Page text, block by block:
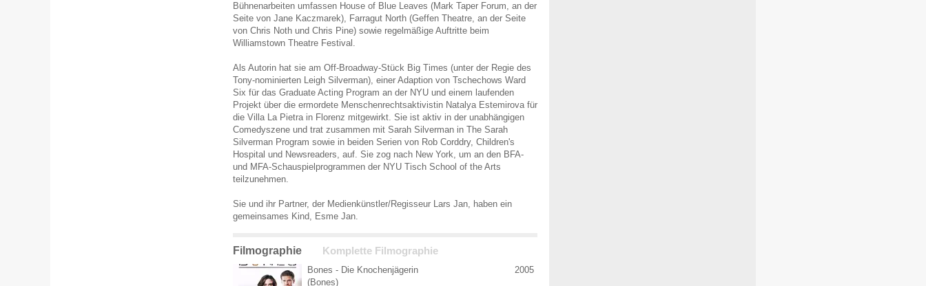
Bühnenarbeiten umfassen House of Blue Leaves (Mark Taper Forum, an der
Seite von Jane Kaczmarek), Farragut North (Geffen Theatre, an der Seite
von Chris Noth und Chris Pine) sowie regelmäßige Auftritte beim
Williamstown Theatre Festival.
Als Autorin hat sie am Off-Broadway-Stück Big Times (unter der Regie des
Tony-nominierten Leigh Silverman), einer Adaption von Tschechows Ward
Six für das Graduate Acting Program an der NYU und einem laufenden
Projekt über die ermordete Menschenrechtsaktivistin Natalya Estemirova für
die Villa La Pietra in Florenz mitgewirkt. Sie ist aktiv in der unabhängigen
Comedyszene und trat zusammen mit Sarah Silverman in The Sarah
Silverman Program sowie in beiden Serien von Rob Corddry, Children's
Hospital und Newsreaders, auf. Sie zog nach New York, um an den BFA-
und MFA-Schauspielprogrammen der NYU Tisch School of the Arts
teilzunehmen.
Sie und ihr Partner, der Medienkünstler/Regisseur Lars Jan, haben ein
gemeinsames Kind, Esme Jan.
Filmographie Komplette Filmographie
Bones - Die Knochenjägerin
(Bones)
2005